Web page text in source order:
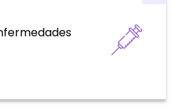
Transmisibles